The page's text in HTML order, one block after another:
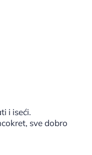
i iseći.
sve dobro